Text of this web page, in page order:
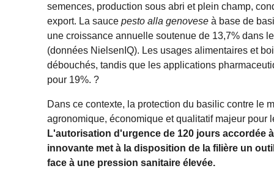
semences, production sous abri et plein champ,
export. La saucepesto alla genovese à base de
une croissance annuelle soutenue de 13,7% dans
(données NielsenIQ). Les usages alimentaires et
débouchés, tandis que les applications
pour 19%. ?
Dans ce contexte, la protection du basilic contre le
agronomique, économique et qualitatif majeur pour
L'autorisation d'urgence de 120 jours accordée
innovante met à la disposition de la filière un
face à une pression sanitaire élevée.